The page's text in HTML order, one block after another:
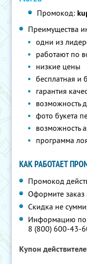
Промокод:
Преимущества
одни из
работают по
низкие цены
бесплатная и
гарантия
возможность
фото букета
возможность
программа
КАК РАБОТАЕТ
Промокод
Оформите заказ
Скидка не
Информацию по
8 (800) 600-43-
Купон